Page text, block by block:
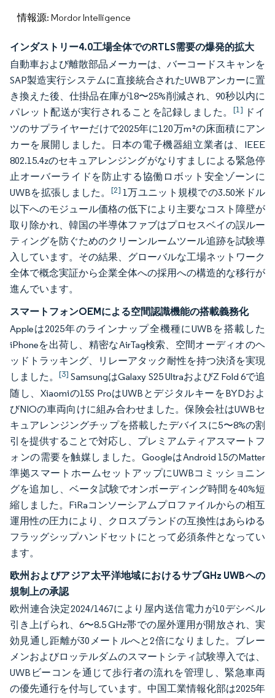
情報源: Mordor Intelligence
インダストリー4.0工場全体でのRTLS需要の爆発的拡大
自動車および離散部品メーカーは、バーコードスキャンを
SAP製造実行システムに直接統合されたUWBアンカーに置
き換えた後、仕掛品在庫が18〜25%削減され、90秒以内に
パレット配送が実行されることを記録しました。 [1] ドイ
ツのサプライヤーだけで2025年に120万m²の床面積にアン
カーを展開しました。日本の電子機器組立業者は、IEEE
802.15.4zのセキュアレンジングがなりすましによる緊急停
止オーバーライドを防止する協働ロボット安全ゾーンに
UWBを拡張しました。 [2] 1万ユニット規模での3.50米ドル
以下へのモジュール価格の低下により主要なコスト障壁が
取り除かれ、韓国の半導体ファブはプロセスベイの誤ルー
ティングを防ぐためのクリーンルームツール追跡を試験導
入しています。その結果、グローバルな工場ネットワーク
全体で概念実証から企業全体への採用への構造的な移行が
進んでいます。
スマートフォンOEMによる空間認識機能の搭載義務化
Appleは2025年のラインナップ全機種にUWBを搭載した
iPhoneを出荷し、精密なAirTag検索、空間オーディオのヘ
ッドトラッキング、リレーアタック耐性を持つ決済を実現
しました。[3] SamsungはGalaxy S25 UltraおよびZ Fold 6で追
随し、Xiaomiの15S ProはUWBとデジタルキーをBYDおよ
びNIOの車両向けに組み合わせました。保険会社はUWBセ
キュアレンジングチップを搭載したデバイスに5〜8%の割
引を提供することで対応し、プレミアムティアスマートフ
ォンの需要を触媒しました。GoogleはAndroid 15のMatter
準拠スマートホームセットアップにUWBコミッショニン
グを追加し、ベータ試験でオンボーディング時間を40%短
縮しました。FiRaコンソーシアムプロファイルからの相互
運用性の圧力により、クロスブランドの互換性はあらゆる
フラッグシップハンドセットにとって必須条件となってい
ます。
欧州およびアジア太平洋地域におけるサブGHz UWBへの
規制上の承認
欧州連合決定2024/1467により屋内送信電力が10デシベル
引き上げられ、6〜8.5 GHz帯での屋外運用が開放され、実
効見通し距離が30メートルへと2倍になりました。ブレー
メンおよびロッテルダムのスマートシティ試験導入では、
UWBビーコンを通じて歩行者の流れを管理し、緊急車両
の優先通行を付与しています。中国工業情報化部は2025年